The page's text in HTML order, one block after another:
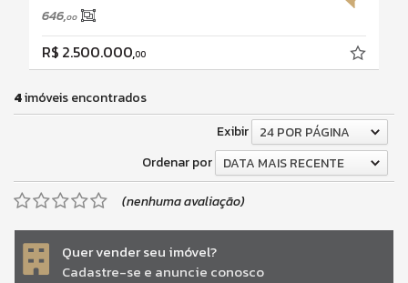
646,00
R$ 2.500.000,00
4imóveis encontrados
Exibir
24 POR PÁGINA
Ordenar por
DATA MAIS RECENTE
(nenhuma avaliação)
Quer vender seu imóvel?
Cadastre-se e anuncie conosco